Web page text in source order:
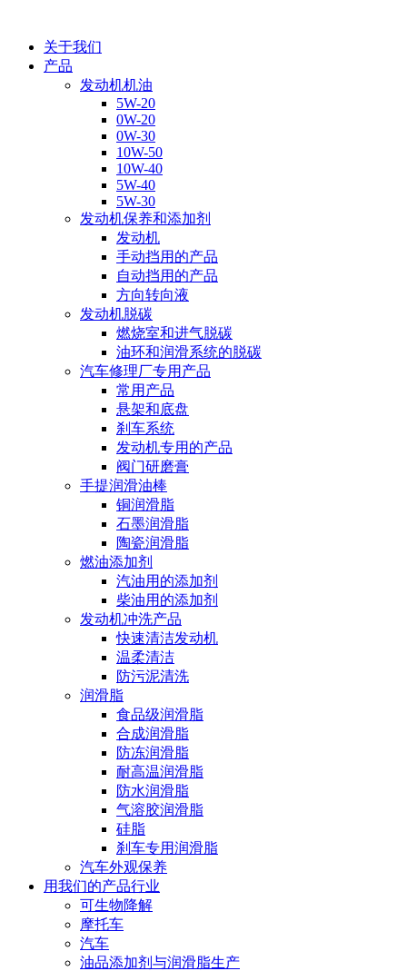
关于我们
产品
发动机机油
5W-20
0W-20
0W-30
10W-50
10W-40
5W-40
5W-30
发动机保养和添加剂
发动机
手动挡用的产品
自动挡用的产品
方向转向液
发动机脱碳
燃烧室和进气脱碳
油环和润滑系统的脱碳
汽车修理厂专用产品
常用产品
悬架和底盘
刹车系统
发动机专用的产品
阀门研磨膏
手提润滑油棒
铜润滑脂
石墨润滑脂
陶瓷润滑脂
燃油添加剂
汽油用的添加剂
柴油用的添加剂
发动机冲洗产品
快速清洁发动机
温柔清洁
防污泥清洗
润滑脂
食品级润滑脂
合成润滑脂
防冻润滑脂
耐高温润滑脂
防水润滑脂
气溶胶润滑脂
硅脂
刹车专用润滑脂
汽车外观保养
用我们的产品行业
可生物降解
摩托车
汽车
油品添加剂与润滑脂生产